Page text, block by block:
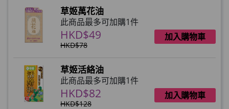
草姬萬花油
此商品最多可加購1件
HKD$49
HKD$78
加入購物車
草姬活絡油
此商品最多可加購1件
HKD$82
HKD$128
加入購物車